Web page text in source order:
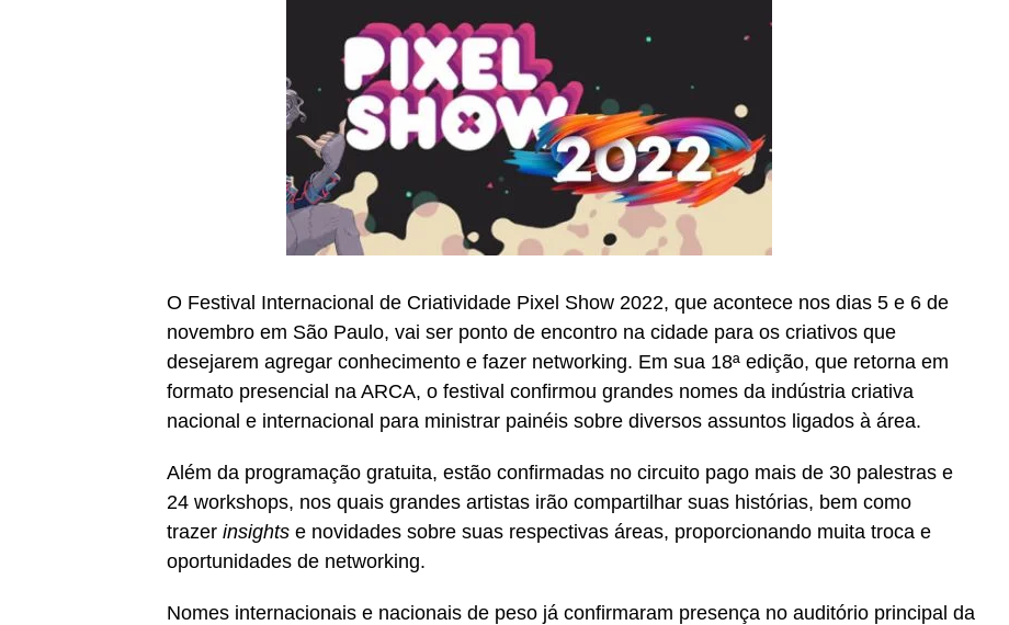
O Festival Internacional de Criatividade Pixel Show 2022, que acontece nos dias 5 e 6 de
novembro em São Paulo, vai ser ponto de encontro na cidade para os criativos que
desejarem agregar conhecimento e fazer networking. Em sua 18ª edição, que retorna em
formato presencial na ARCA, o festival confirmou grandes nomes da indústria criativa
nacional e internacional para ministrar painéis sobre diversos assuntos ligados à área.
Além da programação gratuita, estão confirmadas no circuito pago mais de 30 palestras e
24 workshops, nos quais grandes artistas irão compartilhar suas histórias, bem como
trazer insights e novidades sobre suas respectivas áreas, proporcionando muita troca e
oportunidades de networking.
Nomes internacionais e nacionais de peso já confirmaram presença no auditório principal da